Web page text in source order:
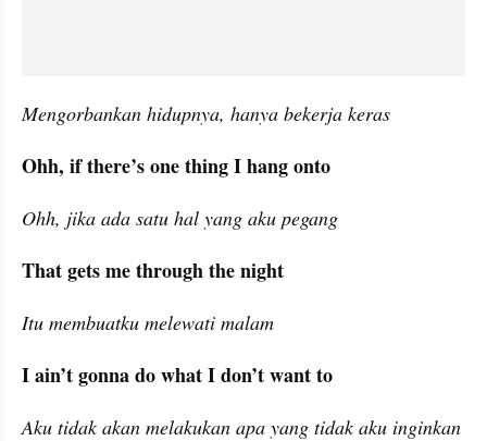
Mengorbankan hidupnya, hanya bekerja keras
Ohh, if there’s one thing I hang onto
Ohh, jika ada satu hal yang aku pegang
That gets me through the night
Itu membuatku melewati malam
I ain’t gonna do what I don’t want to
Aku tidak akan melakukan apa yang tidak aku inginkan